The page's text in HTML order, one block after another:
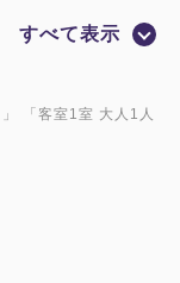
すべて表示
」 「客室1室 大人1人